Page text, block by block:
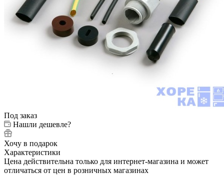
Под заказ
Нашли дешевле?
Хочу в подарок
Характеристики
Цена действительна только для интернет-магазина и может
отличаться от цен в розничных магазинах